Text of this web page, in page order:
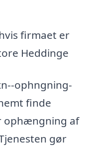
firmaet er
Heddinge
ophngning-
finde
ophængning af
gør